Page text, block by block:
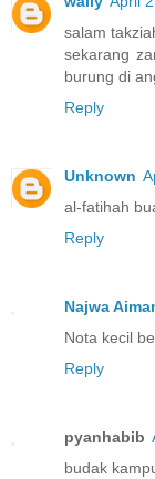
salam
sekarang
burung di
Reply
Unknown
al-fatihah
Reply
Najwa
Nota kecil
Reply
pyanhabib
budak